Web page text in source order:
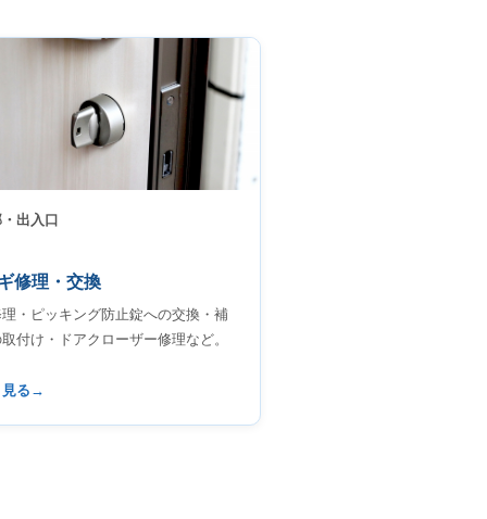
出入口
修理・交換
・ピッキング防止錠への交換・補
付け・ドアクローザー修理など。
る